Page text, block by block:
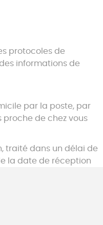
protocoles de
informations de
par la poste, par
de chez vous
traité dans un délai de
la date de réception